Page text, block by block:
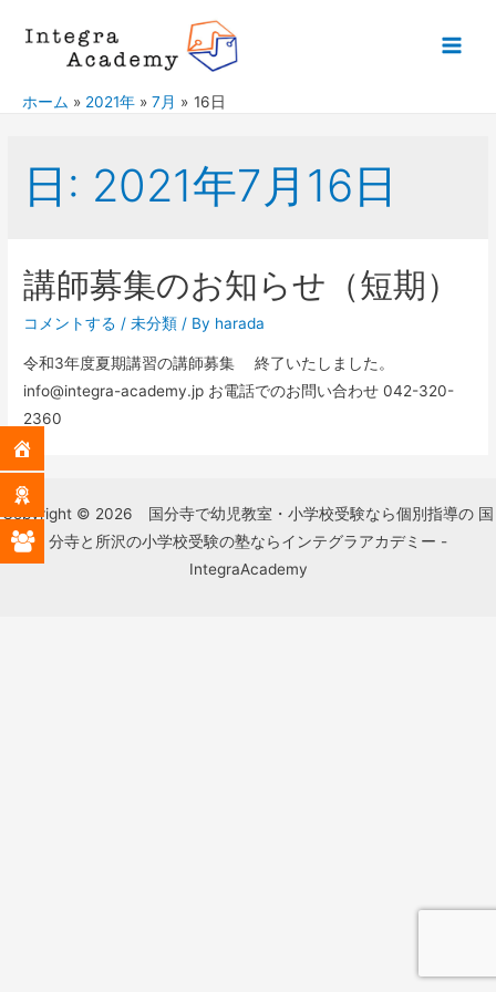
ホーム 2021年 7月 16日
日: 2021年7月16日
講師募集のお知らせ（短期）
コメントする /未分類 / By harada
令和3年度夏期講習の講師募集 終了いたしました。
info@integra-academy.jp お電話でのお問い合わせ 042-320-
2360
Copyright © 2026 国分寺で幼児教室・小学校受験なら個別指導の 国
分寺と所沢の小学校受験の塾ならインテグラアカデミー -
IntegraAcademy